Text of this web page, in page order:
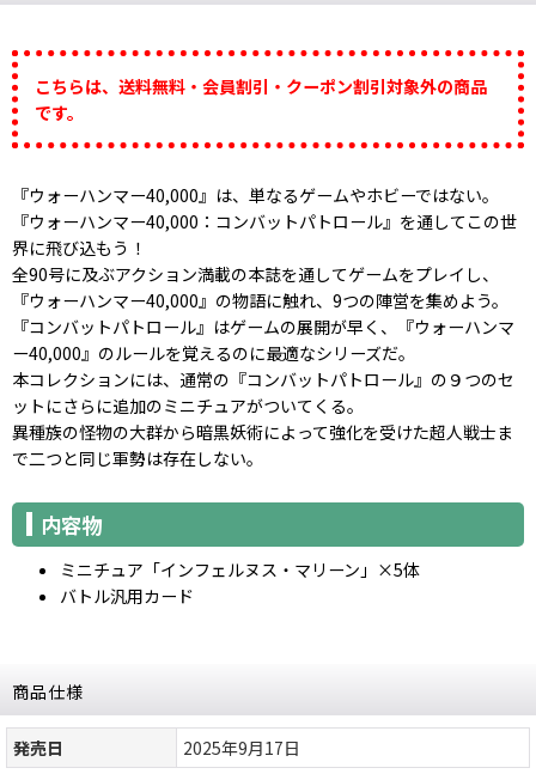
こちらは、送料無料・会員割引・クーポン割引対象外の商品
です。
『ウォーハンマー40,000』は、単なるゲームやホビーではない。
『ウォーハンマー40,000：コンバットパトロール』を通してこの世
界に飛び込もう！
全90号に及ぶアクション満載の本誌を通してゲームをプレイし、
『ウォーハンマー40,000』の物語に触れ、9つの陣営を集めよう。
『コンバットパトロール』はゲームの展開が早く、『ウォーハンマ
ー40,000』のルールを覚えるのに最適なシリーズだ。
本コレクションには、通常の『コンバットパトロール』の９つのセ
ットにさらに追加のミニチュアがついてくる。
異種族の怪物の大群から暗黒妖術によって強化を受けた超人戦士ま
で二つと同じ軍勢は存在しない。
内容物
ミニチュア「インフェルヌス・マリーン」×5体
バトル汎用カード
商品仕様
発売日 2025年9月17日